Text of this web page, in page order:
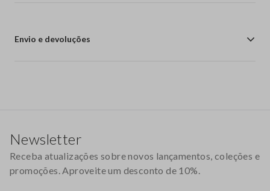
Envio e devoluções
Newsletter
Receba atualizações sobre novos lançamentos, coleções e
promoções. Aproveite um desconto de 10%.